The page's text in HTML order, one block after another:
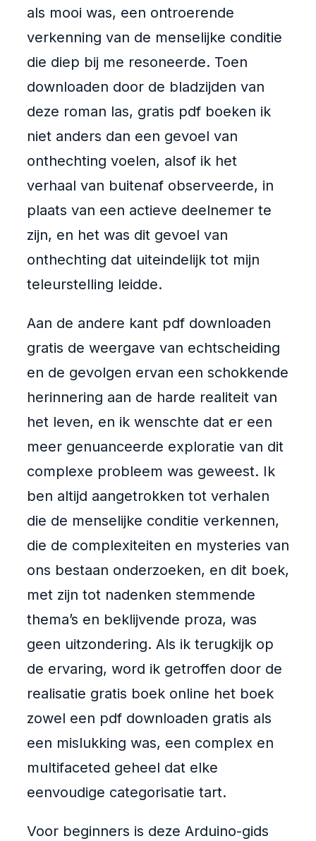
als mooi was, een ontroerende
verkenning van de menselijke conditie
die diep bij me resoneerde. Toen
downloaden door de bladzijden van
deze roman las, gratis pdf boeken ik
niet anders dan een gevoel van
onthechting voelen, alsof ik het
verhaal van buitenaf observeerde, in
plaats van een actieve deelnemer te
zijn, en het was dit gevoel van
onthechting dat uiteindelijk tot mijn
teleurstelling leidde.
Aan de andere kant pdf downloaden
gratis de weergave van echtscheiding
en de gevolgen ervan een schokkende
herinnering aan de harde realiteit van
het leven, en ik wenschte dat er een
meer genuanceerde exploratie van dit
complexe probleem was geweest. Ik
ben altijd aangetrokken tot verhalen
die de menselijke conditie verkennen,
die de complexiteiten en mysteries van
ons bestaan onderzoeken, en dit boek,
met zijn tot nadenken stemmende
thema’s en beklijvende proza, was
geen uitzondering. Als ik terugkijk op
de ervaring, word ik getroffen door de
realisatie gratis boek online het boek
zowel een pdf downloaden gratis als
een mislukking was, een complex en
multifaceted geheel dat elke
eenvoudige categorisatie tart.
Voor beginners is deze Arduino-gids